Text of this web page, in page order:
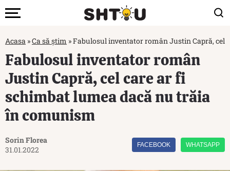
Acasa »Ca să știm »Fabulosul inventator român Justin Capră,
Fabulosul inventator român
Justin Capră, cel care ar fi
schimbat lumea dacă nu trăia
în comunism
Sorin Florea
31.01.2022
FACEBOOK WHATSAPP